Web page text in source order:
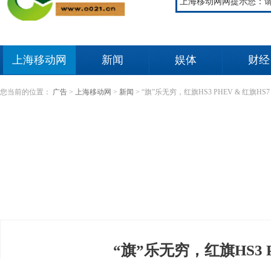
上海移动网 新闻 娱体 财经
您当前的位置： 广告 > 上海移动网 > 新闻 > “旗”乐无穷，红旗HS3 PHEV & 红旗
“旗”乐无穷，红旗HS3